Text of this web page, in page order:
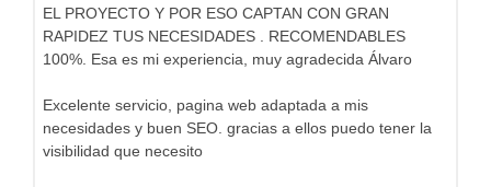
EL PROYECTO Y POR ESO CAPTAN CON GRAN
RAPIDEZ TUS NECESIDADES . RECOMENDABLES
100%. Esa es mi experiencia, muy agradecida Álvaro
Excelente servicio, pagina web adaptada a mis
necesidades y buen SEO. gracias a ellos puedo tener la
visibilidad que necesito